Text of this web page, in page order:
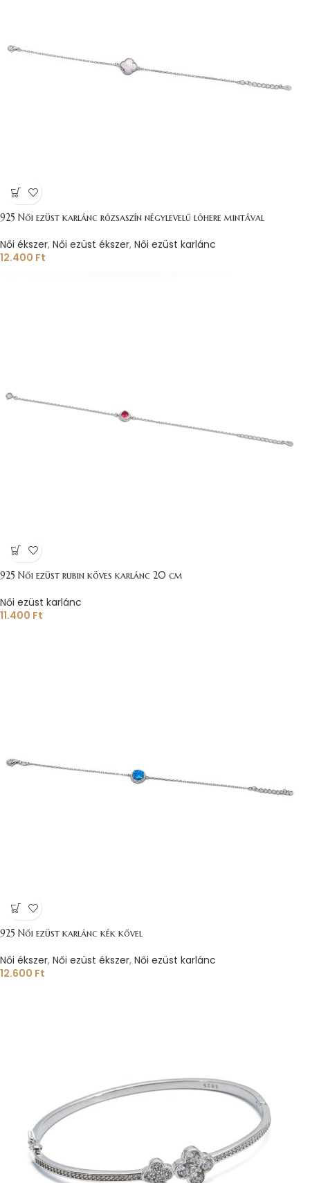
925 Női ezüst karlánc rózsaszín négylevelű lóhere mintával
Női ékszer, Női ezüst ékszer, Női ezüst karlánc
12.400 Ft
925 Női ezüst rubin köves karlánc 20 cm
Női ezüst karlánc
11.400 Ft
925 Női ezüst karlánc kék kővel
Női ékszer, Női ezüst ékszer, Női ezüst karlánc
12.600 Ft